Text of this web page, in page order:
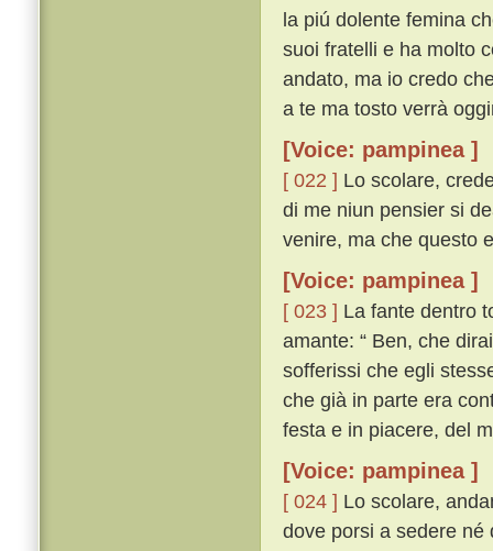
la piú dolente femina
suoi fratelli e ha molto
andato, ma io credo
a te ma tosto verrà
[Voice: pampinea ]
[ 022 ] Lo scolare,
di me niun pensier si
venire, ma che questo
[Voice: pampinea ]
[ 023 ] La fante dentro
amante: “ Ben, che
sofferissi che egli
che già in parte era
festa e in piacere, del
[Voice: pampinea ]
[ 024 ] Lo scolare,
dove porsi a sedere né